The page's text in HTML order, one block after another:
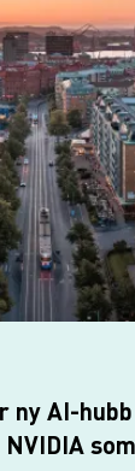
ny AI-
NVIDIA